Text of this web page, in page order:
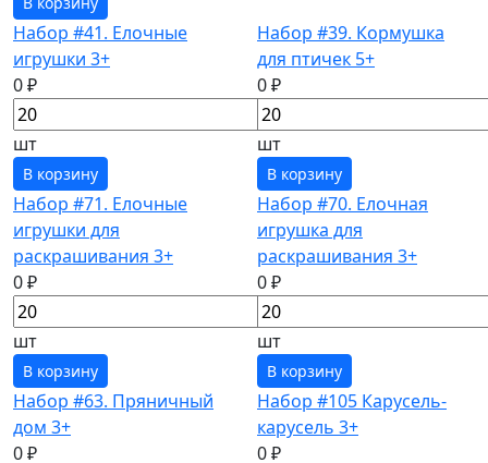
Набор #41. Елочные
игрушки 3+
0 ₽
шт
В корзину
Набор #39. Кормушка
для птичек 5+
0 ₽
шт
В корзину
Набор #71. Елочные
игрушки для
раскрашивания 3+
0 ₽
шт
В корзину
Набор #70. Елочная
игрушка для
раскрашивания 3+
0 ₽
шт
В корзину
Набор #63. Пряничный
дом 3+
0 ₽
Набор #105 Карусель-
карусель 3+
0 ₽